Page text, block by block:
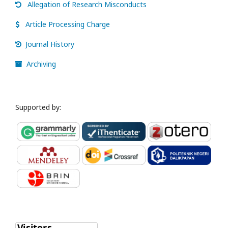
Allegation of Research Misconducts
Article Processing Charge
Journal History
Archiving
Supported by: